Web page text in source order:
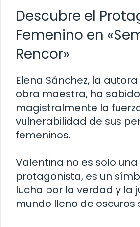
Descubre el
Femenino en
Rencor»
Elena Sánchez, la
obra maestra, ha
magistralmente la
vulnerabilidad de sus
femeninos.
Valentina no es solo una
protagonista, es un
lucha por la verdad y la
mundo lleno de oscuros